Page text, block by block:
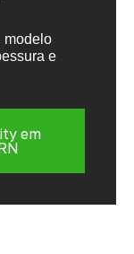
modelo
e
em